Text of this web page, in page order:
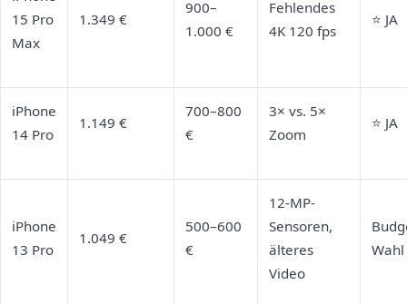
15 Pro
Max
1.349 €
900–
1.000 €
Fehlendes
4K 120 fps
⭐ JA
iPhone
14 Pro
1.149 €
700–800
€
3× vs. 5×
Zoom
⭐ JA
iPhone
13 Pro
1.049 €
500–600
€
12-MP-
Sensoren,
älteres
Video
Wahl